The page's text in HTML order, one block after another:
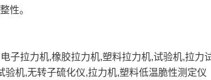
性。
子拉力机,橡胶拉力机,塑料拉力机,试验机,拉
机,无转子硫化仪,拉力机,塑料低温脆性测定仪